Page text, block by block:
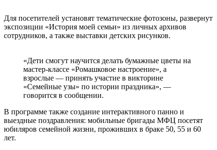
Для посетителей установят тематические фотозоны, развернут
экспозиции «История моей семьи» из личных архивов
сотрудников, а также выставки детских рисунков.
«Дети смогут научится делать бумажные цветы на
мастер-классе «Ромашковое настроение», а
взрослые — принять участие в викторине
«Семейные узы» по истории праздника», —
говорится в сообщении.
В программе также создание интерактивного панно и
выездные поздравления: мобильные бригады МФЦ посетят
юбиляров семейной жизни, проживших в браке 50, 55 и 60
лет.